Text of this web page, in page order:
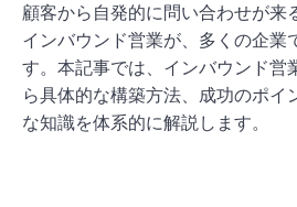
顧客から自発的に問い合わせが来
インバウンド営業が、多くの企業
す。本記事では、インバウンド営
ら具体的な構築方法、成功のポイ
な知識を体系的に解説します。